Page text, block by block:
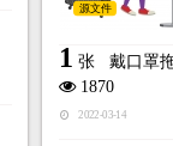
源文件
1 张 戴口罩
1870
2022-03-14